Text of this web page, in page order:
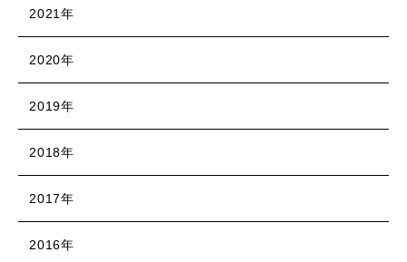
2021年
2020年
2019年
2018年
2017年
2016年